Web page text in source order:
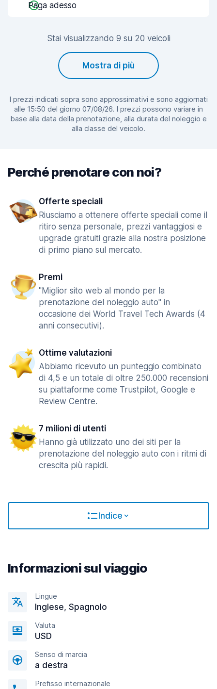
Paga adesso
Stai visualizzando 9 su 20 veicoli
Mostra di più
I prezzi indicati sopra sono approssimativi e sono aggiornati
alle 15:50 del giorno 07/08/26. I prezzi possono variare in
base alla data della prenotazione, alla durata del noleggio e
alla classe del veicolo.
Perché prenotare con noi?
Offerte speciali
Riusciamo a ottenere offerte speciali come il
ritiro senza personale, prezzi vantaggiosi e
upgrade gratuiti grazie alla nostra posizione
di primo piano sul mercato.
Premi
"Miglior sito web al mondo per la
prenotazione del noleggio auto" in
occasione dei World Travel Tech Awards (4
anni consecutivi).
Ottime valutazioni
Abbiamo ricevuto un punteggio combinato
di 4,5 e un totale di oltre 250.000 recensioni
su piattaforme come Trustpilot, Google e
Review Centre.
7 milioni di utenti
Hanno già utilizzato uno dei siti per la
prenotazione del noleggio auto con i ritmi di
crescita più rapidi.
Indice
Informazioni sul viaggio
Lingue
Inglese, Spagnolo
Valuta
USD
Senso di marcia
a destra
Prefisso internazionale